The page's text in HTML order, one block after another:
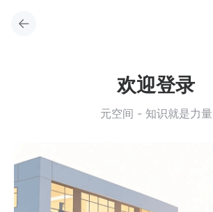
欢迎登录
元空间 - 知识就是力量